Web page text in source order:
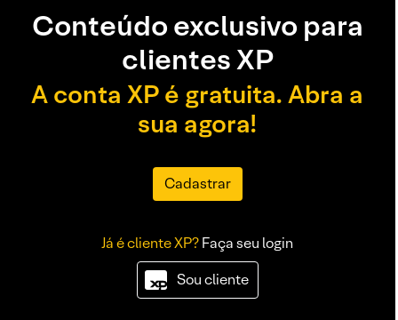
Conteúdo exclusivo para
clientes XP
A conta XP é gratuita. Abra a
sua agora!
Cadastrar
Já é cliente XP?Faça seu login
Sou cliente